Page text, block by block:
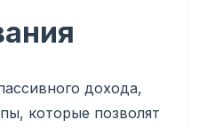
дохода,
которые позволят